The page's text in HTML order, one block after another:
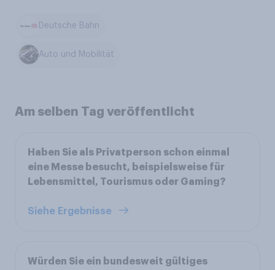
Deutsche Bahn
Auto und Mobilität
Am selben Tag veröffentlicht
Haben Sie als Privatperson schon einmal
eine Messe besucht, beispielsweise für
Lebensmittel, Tourismus oder Gaming?
Siehe Ergebnisse
Würden Sie ein bundesweit gültiges